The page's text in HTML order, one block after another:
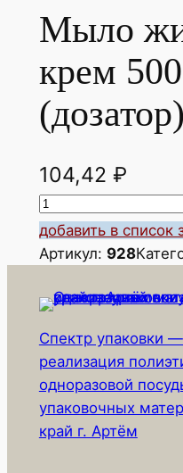
Мыло
крем
104,42 ₽
К
о
л
ч
с
т
в
о
т
добавить в список
Артикул: 928
Спектр упаковки
реализация
одноразовой
упаковочных
край г. Артём